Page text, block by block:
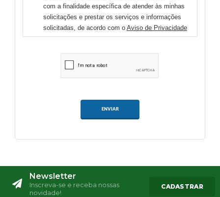
com a finalidade específica de atender às minhas
solicitações e prestar os serviços e informações
solicitadas, de acordo com o Aviso de Privacidade
ENVIAR
Newsletter
Inscreva-se e receba nossas
novidade!
CADASTRAR